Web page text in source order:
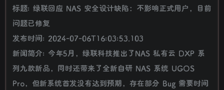
标题: 绿联回应 NAS 安全设计缺陷：不影响正式用户，目前
问题已修复
发布时间: 2024-07-06T16:03:53.103
新闻简介: 今年5月，绿联科技推出了NAS 私有云 DXP 系
列九款新品，同时还带来了全新自研 NAS 系统 UGOS
Pro，但新系统首发没有达到预期，存在部分 Bug 需要时间